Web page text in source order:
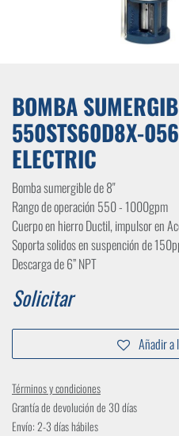
BOMBA
550STS60D8X-
ELECTRIC
Bomba sumergible de 8"
Rango de operación 550 - 1000gpm
Cuerpo en hierro Ductil, impulsor en
Soporta solidos en suspención de
Descarga de 6” NPT
Solicitar
Añadir a
Términos y condiciones
Grantía de devolución de 30 días
Envío: 2-3 días hábiles